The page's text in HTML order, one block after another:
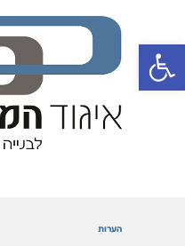
פתח סרגל נגישות
הערות